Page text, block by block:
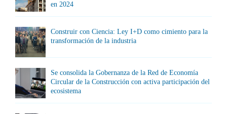
en 2024
Construir con Ciencia: Ley I+D como cimiento para la
transformación de la industria
Se consolida la Gobernanza de la Red de Economía
Circular de la Construcción con activa participación del
ecosistema